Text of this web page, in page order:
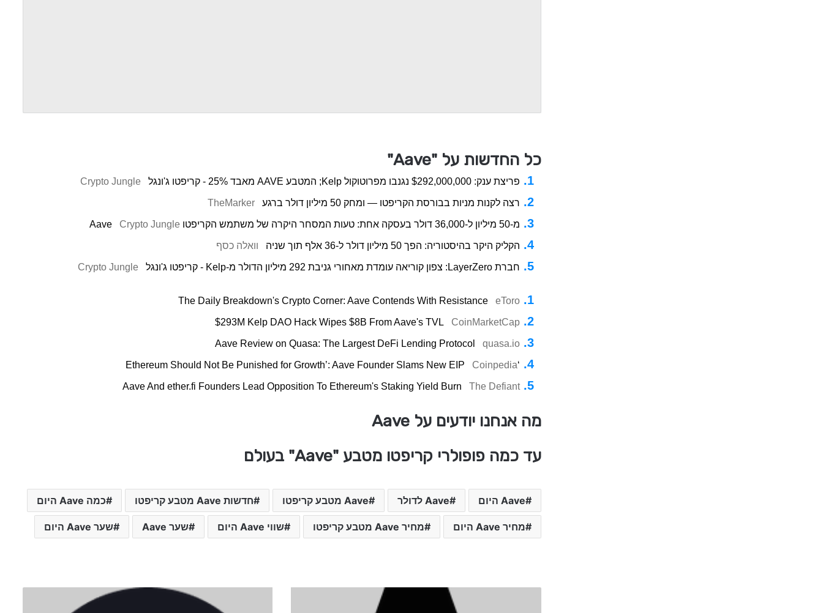
כל החדשות על "Aave"
פריצת ענק: $292,000,000 נגנבו מפרוטוקול Kelp; המטבע AAVE מאבד 25% - קריפטו ג'ונגל Crypto Jungle
רצה לקנות מניות בבורסת הקריפטו — ומחק 50 מיליון דולר ברגע TheMarker
מ-50 מיליון ל-36,000 דולר בעסקה אחת: טעות המסחר היקרה של משתמש הקריפטו Aave Crypto Jungle
הקליק היקר בהיסטוריה: הפך 50 מיליון דולר ל-36 אלף תוך שניה וואלה כסף
חברת LayerZero: צפון קוריאה עומדת מאחורי גניבת 292 מיליון הדולר מ-Kelp - קריפטו ג'ונגל Crypto Jungle
The Daily Breakdown's Crypto Corner: Aave Contends With Resistance eToro
$293M Kelp DAO Hack Wipes $8B From Aave's TVL CoinMarketCap
Aave Review on Quasa: The Largest DeFi Lending Protocol quasa.io
‘Ethereum Should Not Be Punished for Growth’: Aave Founder Slams New EIP
Coinpedia
Aave And ether.fi Founders Lead Opposition To Ethereum's Staking Yield Burn The Defiant
מה אנחנו יודעים על Aave
עד כמה פופולרי קריפטו מטבע "Aave" בעולם
Aave היום Aave לדולר Aave מטבע קריפטו חדשות Aave מטבע קריפטו כמה Aave היום
מחיר Aave היום מחיר Aave מטבע קריפטו שווי Aave היום שער Aave שער Aave היום